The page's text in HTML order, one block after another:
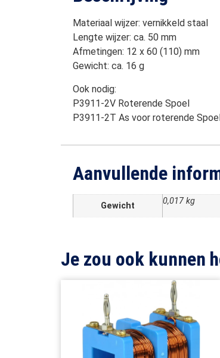
Materiaal wijzer: vernikkeld staal
Lengte wijzer: ca. 50 mm
Afmetingen: 12 x 60 (110) mm
Gewicht: ca. 16 g
Ook nodig:
P3911-2V Roterende Spoel
P3911-2T As voor roterende
Aanvullende
Gewicht 0,017 kg
Je zou ook kunnen